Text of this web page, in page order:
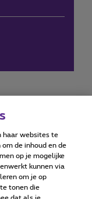
statement
haar websites te
de inhoud en de
op je mogelijke
kunnen via
om je op
tonen die